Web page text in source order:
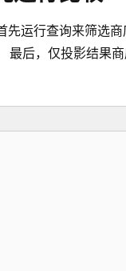
先运行查询来筛选
最后，仅投影结果